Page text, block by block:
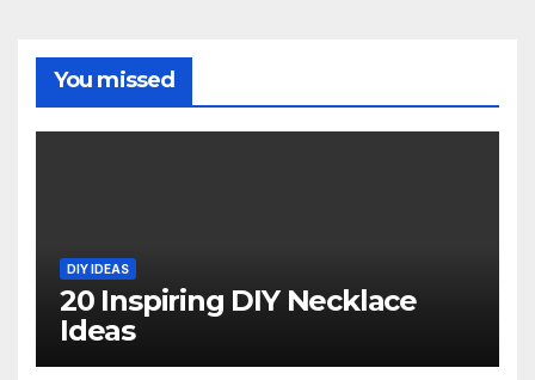
You missed
DIY IDEAS
20 Inspiring DIY Necklace
Ideas